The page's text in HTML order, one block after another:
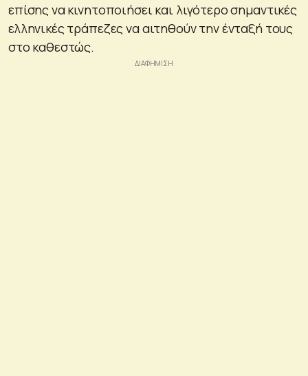
επίσης να κινητοποιήσει και λιγότερο σημαντικές
ελληνικές τράπεζες να αιτηθούν την ένταξή τους
στο καθεστώς.